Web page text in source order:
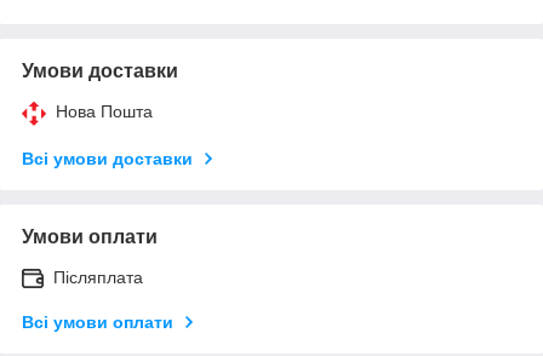
Умови доставки
Нова Пошта
Всі умови доставки
Умови оплати
Післяплата
Всі умови оплати